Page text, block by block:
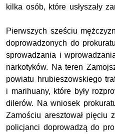
kilka osób, które usłyszały
Pierwszych sześciu
doprowadzonych do
sprowadzania i
narkotyków. Na teren
powiatu hrubieszowskiego
i marihuany, które były
dilerów. Na wniosek
Zamościu aresztował pięciu
policjanci doprowadzą do